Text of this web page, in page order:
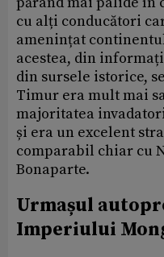
cu alți conducători
amenințat
acestea, din
din sursele istorice,
Timur era mult mai
majoritatea
și era un excelent
comparabil chiar cu
Bonaparte.
Urmașul
Imperiului